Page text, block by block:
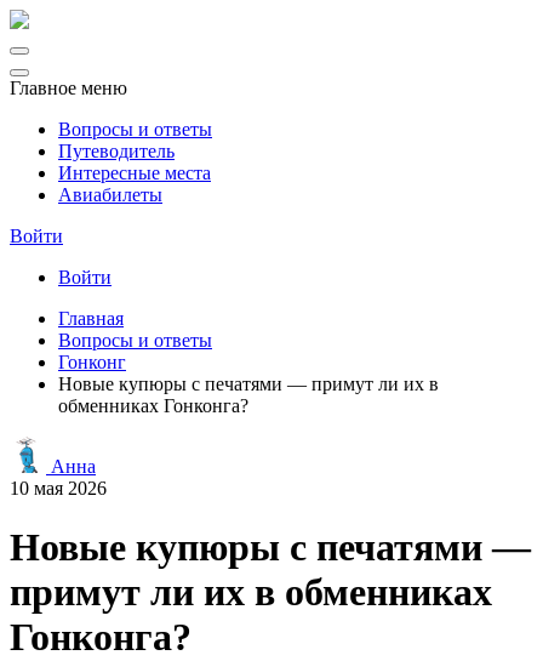
Главное меню
Вопросы и ответы
Путеводитель
Интересные места
Авиабилеты
Войти
Войти
Главная
Вопросы и ответы
Гонконг
Новые купюры с печатями — примут ли их в
обменниках Гонконга?
Анна
10 мая 2026
Новые купюры с печатями —
примут ли их в обменниках
Гонконга?